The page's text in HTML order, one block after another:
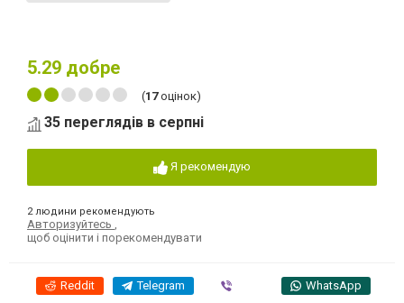
5.29 добре
(17оцінок)
35 переглядів в серпні
Я рекомендую
2 людини рекомендують
Авторизуйтесь
щоб оцінити і порекомендувати
Reddit Telegram WhatsApp